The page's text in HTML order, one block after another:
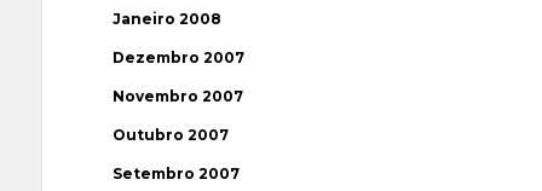
Janeiro 2008
Dezembro 2007
Novembro 2007
Outubro 2007
Setembro 2007